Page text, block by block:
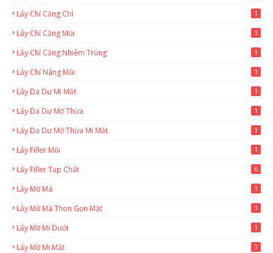
Lấy Chỉ Căng Chỉ 1
Lấy Chỉ Căng Mũi 1
Lấy Chỉ Căng Nhiễm Trùng 1
Lấy Chỉ Nâng Mũi 1
Lấy Da Dư Mi Mắt 1
Lấy Da Dư Mỡ Thừa 1
Lấy Da Dư Mỡ Thừa Mi Mắt 1
Lấy Filler Mũi 1
Lấy Filler Tạp Chất 6
Lấy Mỡ Má 3
Lấy Mỡ Má Thon Gọn Mặt 1
Lấy Mỡ Mi Dưới 1
Lấy Mỡ Mi Mắt 3